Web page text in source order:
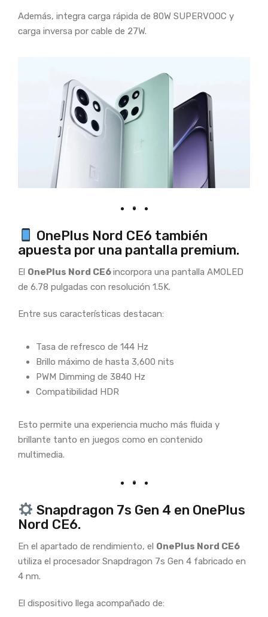
Además, integra carga rápida de 80W SUPERVOOC y
carga inversa por cable de 27W.
OnePlus Nord CE6 también
apuesta por una pantalla premium.
El OnePlus Nord CE6incorpora una pantalla AMOLED
de 6.78 pulgadas con resolución 1.5K.
Entre sus características destacan:
Tasa de refresco de 144 Hz
Brillo máximo de hasta 3,600 nits
PWM Dimming de 3840 Hz
Compatibilidad HDR
Esto permite una experiencia mucho más fluida y
brillante tanto en juegos como en contenido
multimedia.
Snapdragon 7s Gen 4 en OnePlus
Nord CE6.
En el apartado de rendimiento, el OnePlus Nord CE6
utiliza el procesador Snapdragon 7s Gen 4 fabricado en
4 nm.
El dispositivo llega acompañado de: